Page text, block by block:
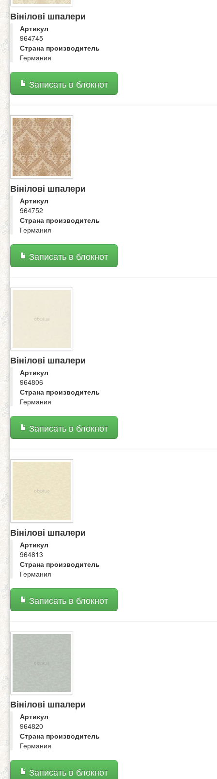
Вінілові шпалери
Артикул
964745
Страна производитель
Германия
Записать в блокнот
Вінілові шпалери
Артикул
964752
Страна производитель
Германия
Записать в блокнот
Вінілові шпалери
Артикул
964806
Страна производитель
Германия
Записать в блокнот
Вінілові шпалери
Артикул
964813
Страна производитель
Германия
Записать в блокнот
Вінілові шпалери
Артикул
964820
Страна производитель
Германия
Записать в блокнот